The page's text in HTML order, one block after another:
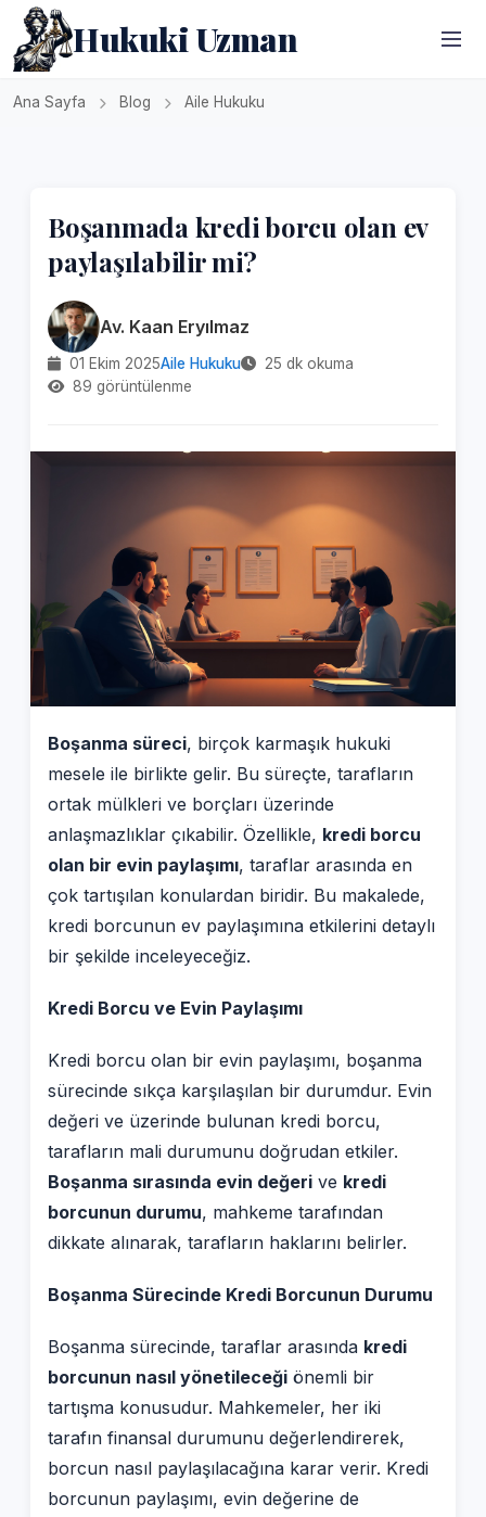
Hukuki Uzman
Ana Sayfa Blog Aile Hukuku
Boşanmada kredi borcu olan ev
paylaşılabilir mi?
Av. Kaan Eryılmaz
01 Ekim 2025Aile Hukuku
25 dk okuma
89 görüntülenme
Boşanma süreci, birçok karmaşık hukuki
mesele ile birlikte gelir. Bu süreçte, tarafların
ortak mülkleri ve borçları üzerinde
anlaşmazlıklar çıkabilir. Özellikle, kredi borcu
olan bir evin paylaşımı, taraflar arasında en
çok tartışılan konulardan biridir. Bu makalede,
kredi borcunun ev paylaşımına etkilerini detaylı
bir şekilde inceleyeceğiz.
Kredi Borcu ve Evin Paylaşımı
Kredi borcu olan bir evin paylaşımı, boşanma
sürecinde sıkça karşılaşılan bir durumdur. Evin
değeri ve üzerinde bulunan kredi borcu,
tarafların mali durumunu doğrudan etkiler.
Boşanma sırasında evin değeri ve kredi
borcunun durumu, mahkeme tarafından
dikkate alınarak, tarafların haklarını belirler.
Boşanma Sürecinde Kredi Borcunun Durumu
Boşanma sürecinde, taraflar arasında kredi
borcunun nasıl yönetileceği önemli bir
tartışma konusudur. Mahkemeler, her iki
tarafın finansal durumunu değerlendirerek,
borcun nasıl paylaşılacağına karar verir. Kredi
borcunun paylaşımı, evin değerine de